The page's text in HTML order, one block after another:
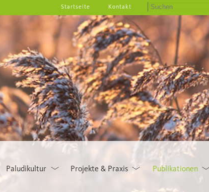
Startseite Kontakt
Paludikultur Projekte & Praxis Publikationen